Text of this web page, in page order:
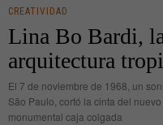
CREATIVIDAD
Lina Bo Bardi,
arquitectura
El 7 de noviembre de 1968, un
São Paulo, cortó la cinta del
monumental caja colgada